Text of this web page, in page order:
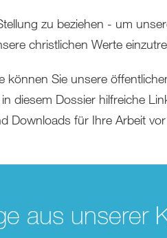
zu beziehen - um
christlichen Werte
können Sie unsere
diesem Dossier hilfreiche
Downloads für Ihre Arbeit
aus unserer